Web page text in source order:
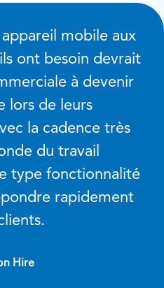
appareil mobile aux
ont besoin devrait
à devenir
lors de leurs
la cadence très
du travail
type fonctionnalité
rapidement
Hire